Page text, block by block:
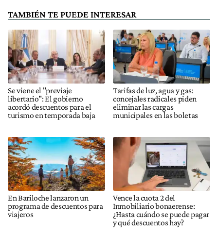
TAMBIÉN TE PUEDE INTERESAR
Se viene el "previaje
libertario": El gobierno
acordó descuentos para el
turismo en temporada baja
Tarifas de luz, agua y gas:
concejales radicales piden
eliminar las cargas
municipales en las boletas
En Bariloche lanzaron un
programa de descuentos para
viajeros
Vence la cuota 2 del
Inmobiliario bonaerense:
¿Hasta cuándo se puede pagar
y qué descuentos hay?